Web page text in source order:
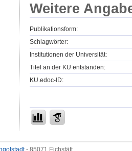
Weitere
Publikationsform:
Schlagwörter:
Institutionen der Universität:
Titel an der KU entstanden:
KU.edoc-ID:
- 85071 Eichstätt